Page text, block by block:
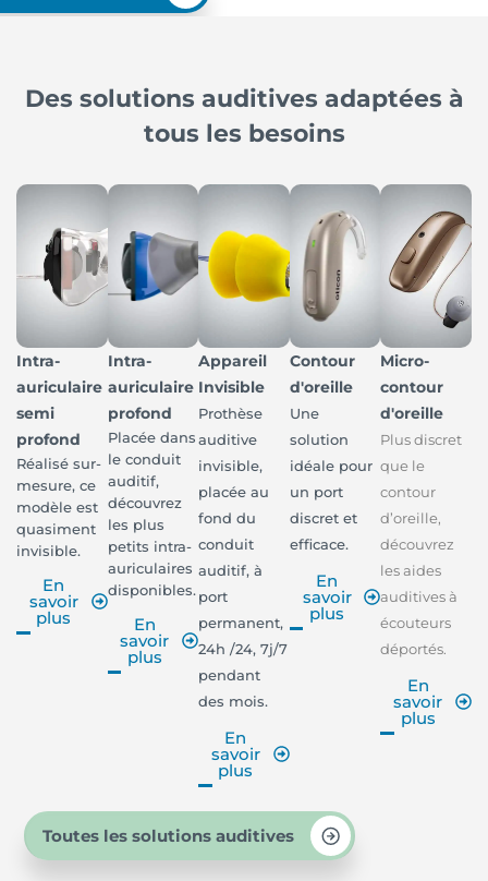
Des solutions auditives adaptées à
tous les besoins
Intra-
auriculaire
semi
profond
Réalisé sur-
mesure, ce
modèle est
quasiment
invisible.
En
savoir
plus
Intra-
auriculaire
profond
Placée dans
le conduit
auditif,
découvrez
les plus
petits intra-
auriculaires
disponibles.
En
savoir
plus
Appareil
Invisible
Prothèse
auditive
invisible,
placée au
fond du
conduit
auditif, à
port
permanent,
24h /24, 7j/7
pendant
des mois.
En
savoir
plus
Contour
d'oreille
Une
solution
idéale pour
un port
discret et
efficace.
En
savoir
plus
Micro-
contour
d'oreille
Plus discret
que le
contour
d’oreille,
découvrez
les aides
auditives à
écouteurs
déportés.
En
savoir
plus
Toutes les solutions auditives